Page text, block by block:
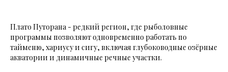
Плато Путорана - редкий регион, где рыболовные
программы позволяют одновременно работать по
тайменю, хариусу и сигу, включая глубоководные озёрные
акватории и динамичные речные участки.